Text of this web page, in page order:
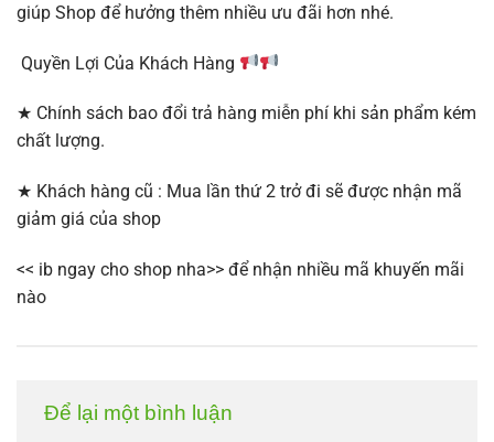
giúp Shop để hưởng thêm nhiều ưu đãi hơn nhé.
Quyền Lợi Của Khách Hàng
★ Chính sách bao đổi trả hàng miễn phí khi sản phẩm kém
chất lượng.
★ Khách hàng cũ : Mua lần thứ 2 trở đi sẽ được nhận mã
giảm giá của shop
<< ib ngay cho shop nha>> để nhận nhiều mã khuyến mãi
nào
Để lại một bình luận